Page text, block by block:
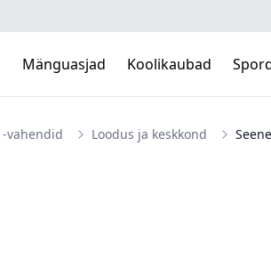
Mänguasjad Koolikaubad
vahendid Loodus ja keskkond